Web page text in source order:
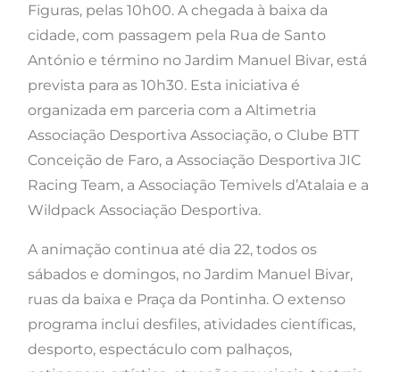
Figuras, pelas 10h00. A chegada à baixa da
cidade, com passagem pela Rua de Santo
António e término no Jardim Manuel Bivar, está
prevista para as 10h30. Esta iniciativa é
organizada em parceria com a Altimetria
Associação Desportiva Associação, o Clube BTT
Conceição de Faro, a Associação Desportiva JIC
Racing Team, a Associação Temivels d’Atalaia e a
Wildpack Associação Desportiva.
A animação continua até dia 22, todos os
sábados e domingos, no Jardim Manuel Bivar,
ruas da baixa e Praça da Pontinha. O extenso
programa inclui desfiles, atividades científicas,
desporto, espectáculo com palhaços,